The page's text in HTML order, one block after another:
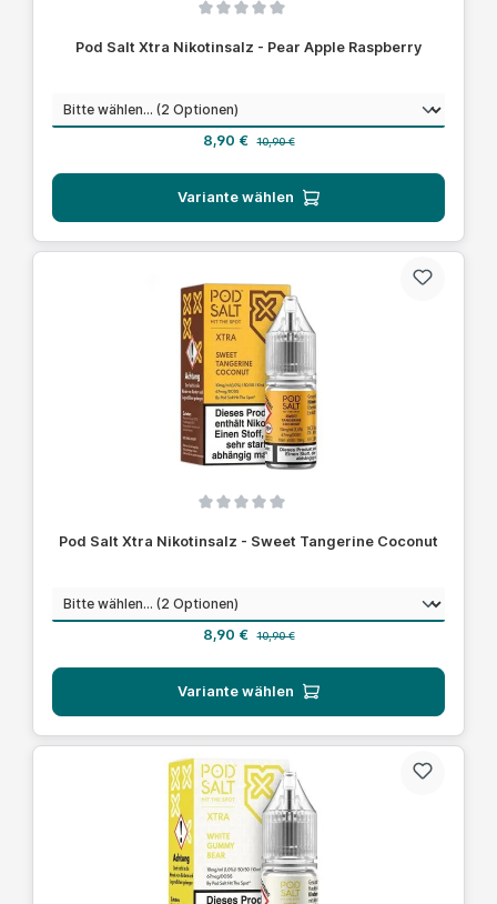
Pod Salt Xtra Nikotinsalz - Pear Apple Raspberry
Nikotinstärkeauswählen
Verkaufspreis:
8,90 € 10,90 €
Variante wählen
Pod Salt Xtra Nikotinsalz - Sweet Tangerine Coconut
Nikotinstärkeauswählen
Verkaufspreis:
8,90 € 10,90 €
Variante wählen